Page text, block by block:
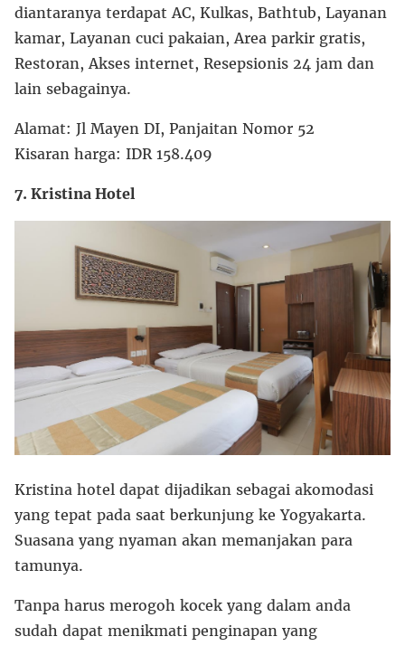
diantaranya terdapat AC, Kulkas, Bathtub, Layanan
kamar, Layanan cuci pakaian, Area parkir gratis,
Restoran, Akses internet, Resepsionis 24 jam dan
lain sebagainya.
Alamat: Jl Mayen DI, Panjaitan Nomor 52
Kisaran harga: IDR 158.409
7. Kristina Hotel
Kristina hotel dapat dijadikan sebagai akomodasi
yang tepat pada saat berkunjung ke Yogyakarta.
Suasana yang nyaman akan memanjakan para
tamunya.
Tanpa harus merogoh kocek yang dalam anda
sudah dapat menikmati penginapan yang